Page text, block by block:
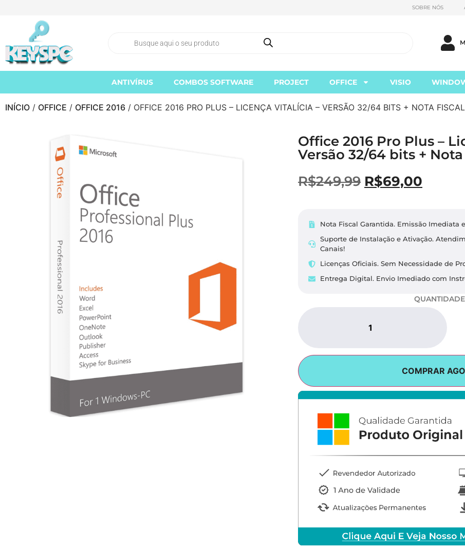
SOBRE NÓS
ANTIVÍRUS COMBOS SOFTWARE PROJECT OFFICE VISIO
INÍCIO / OFFICE / OFFICE 2016 / OFFICE 2016 PRO PLUS – LICENÇA VITALÍCIA – VERSÃO 32/64 BITS + NOTA FISCAL
Office 2016 Pro Plus –
Versão 32/64 bits +
R$249,99 R$69,00
Nota Fiscal Garantida. Emissão Imediata
Suporte de Instalação e Ativação.
Canais!
Licenças Oficiais. Sem Necessidade de
Entrega Digital. Envio Imediado com
QUANTIDADE
COMPRAR